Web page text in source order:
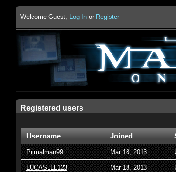
Welcome Guest, Log In or Register
Registered users
Username Joined
Primalman99 Mar 18, 2013
LUCASLLL123 Mar 18, 2013